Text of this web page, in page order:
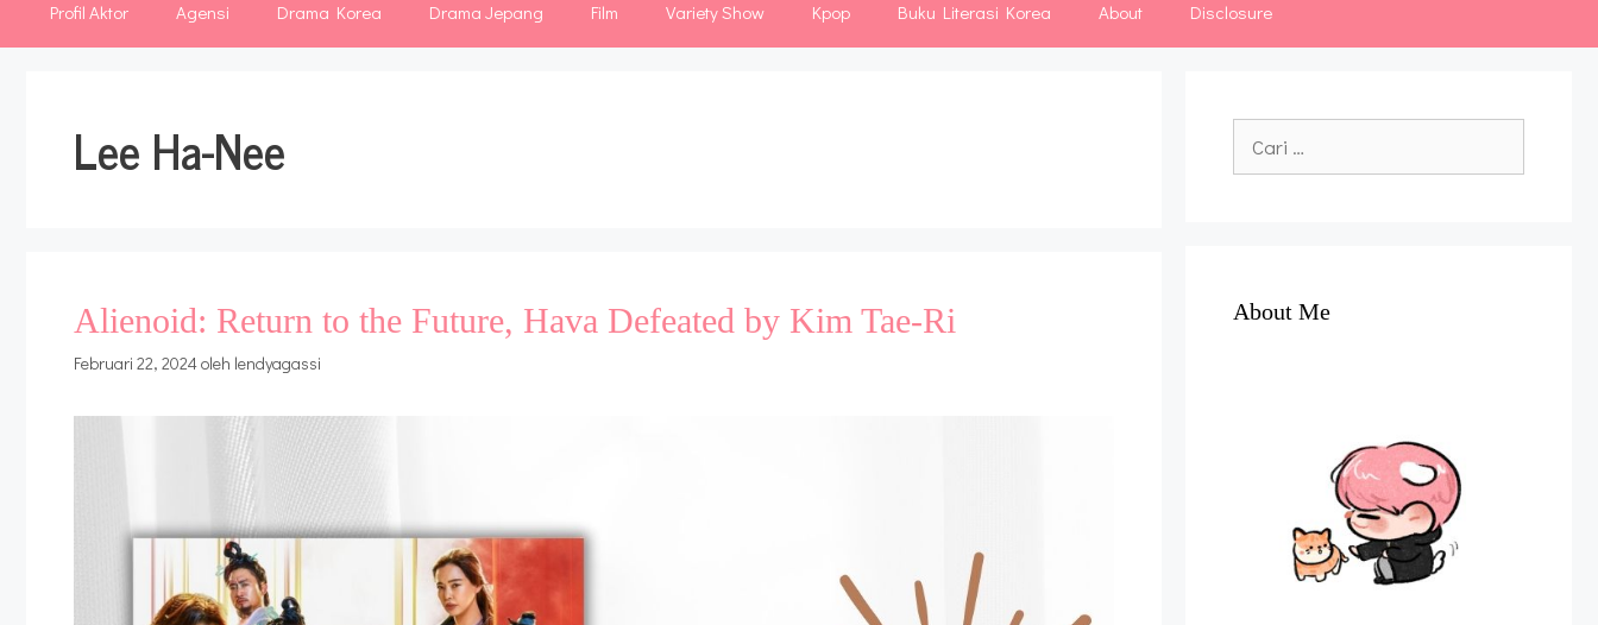
Profil Aktor Agensi Drama Korea Drama Jepang Film Variety Show Kpop Buku Literasi Korea About Disclosure
Lee Ha-Nee
Alienoid: Return to the Future, Hava Defeated by Kim Tae-Ri
Februari 22, 2024oleh lendyagassi
untuk:
About Me